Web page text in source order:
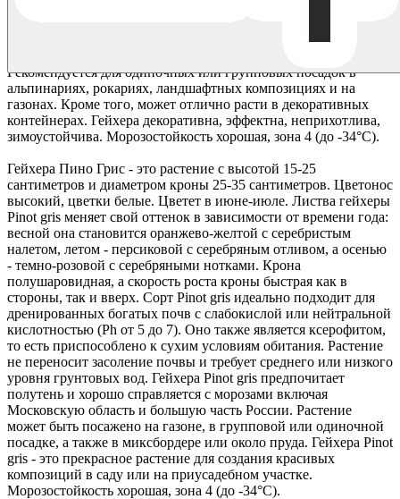
необходим более частый полив. Предпочитает хорошо
Рекомендуется для одиночных или групповых посадок в
альпинариях, рокариях, ландшафтных композициях и на
газонах. Кроме того, может отлично расти в декоративных
контейнерах. Гейхера декоративна, эффектна, неприхотлива,
зимоустойчива. Морозостойкость хорошая, зона 4 (до -34°С).
Гейхера Пино Грис - это растение с высотой 15-25
сантиметров и диаметром кроны 25-35 сантиметров. Цветонос
высокий, цветки белые. Цветет в июне-июле. Листва гейхеры
Pinot gris меняет свой оттенок в зависимости от времени года:
весной она становится оранжево-желтой с серебристым
налетом, летом - персиковой с серебряным отливом, а осенью
- темно-розовой с серебряными нотками. Крона
полушаровидная, а скорость роста кроны быстрая как в
стороны, так и вверх. Сорт Pinot gris идеально подходит для
дренированных богатых почв с слабокислой или нейтральной
кислотностью (Ph от 5 до 7). Оно также является ксерофитом,
то есть приспособлено к сухим условиям обитания. Растение
не переносит засоление почвы и требует среднего или низкого
уровня грунтовых вод. Гейхера Pinot gris предпочитает
полутень и хорошо справляется с морозами включая
Московскую область и большую часть России. Растение
может быть посажено на газоне, в групповой или одиночной
посадке, а также в миксбордере или около пруда. Гейхера Pinot
gris - это прекрасное растение для создания красивых
композиций в саду или на приусадебном участке.
Морозостойкость хорошая, зона 4 (до -34°С).